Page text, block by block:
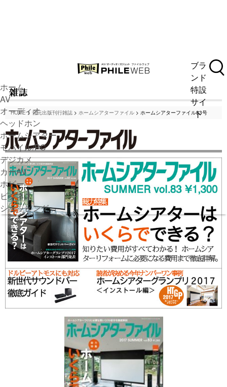
ブラ
ンド
特設
サイ
ト
ホーム
AV
オーディオ
ヘッドホン
ホームシアター
モバイル/PC
デジカメ
カーAV
ホビー
ビジネス
ショッピング
HOME> 音元出版刊行雑誌 > ホームシアターファイル > ホームシアターファイル83号